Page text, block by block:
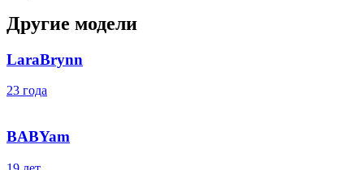
Другие модели
LaraBrynn
23 года
BABYam